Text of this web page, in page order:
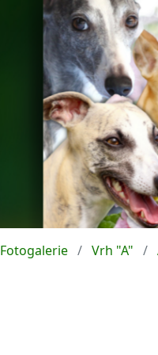
Fotogalerie Vrh "A"